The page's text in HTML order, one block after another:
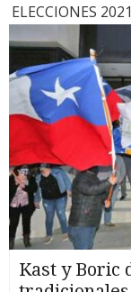
ELECCIONES 2021
Kast y Boric